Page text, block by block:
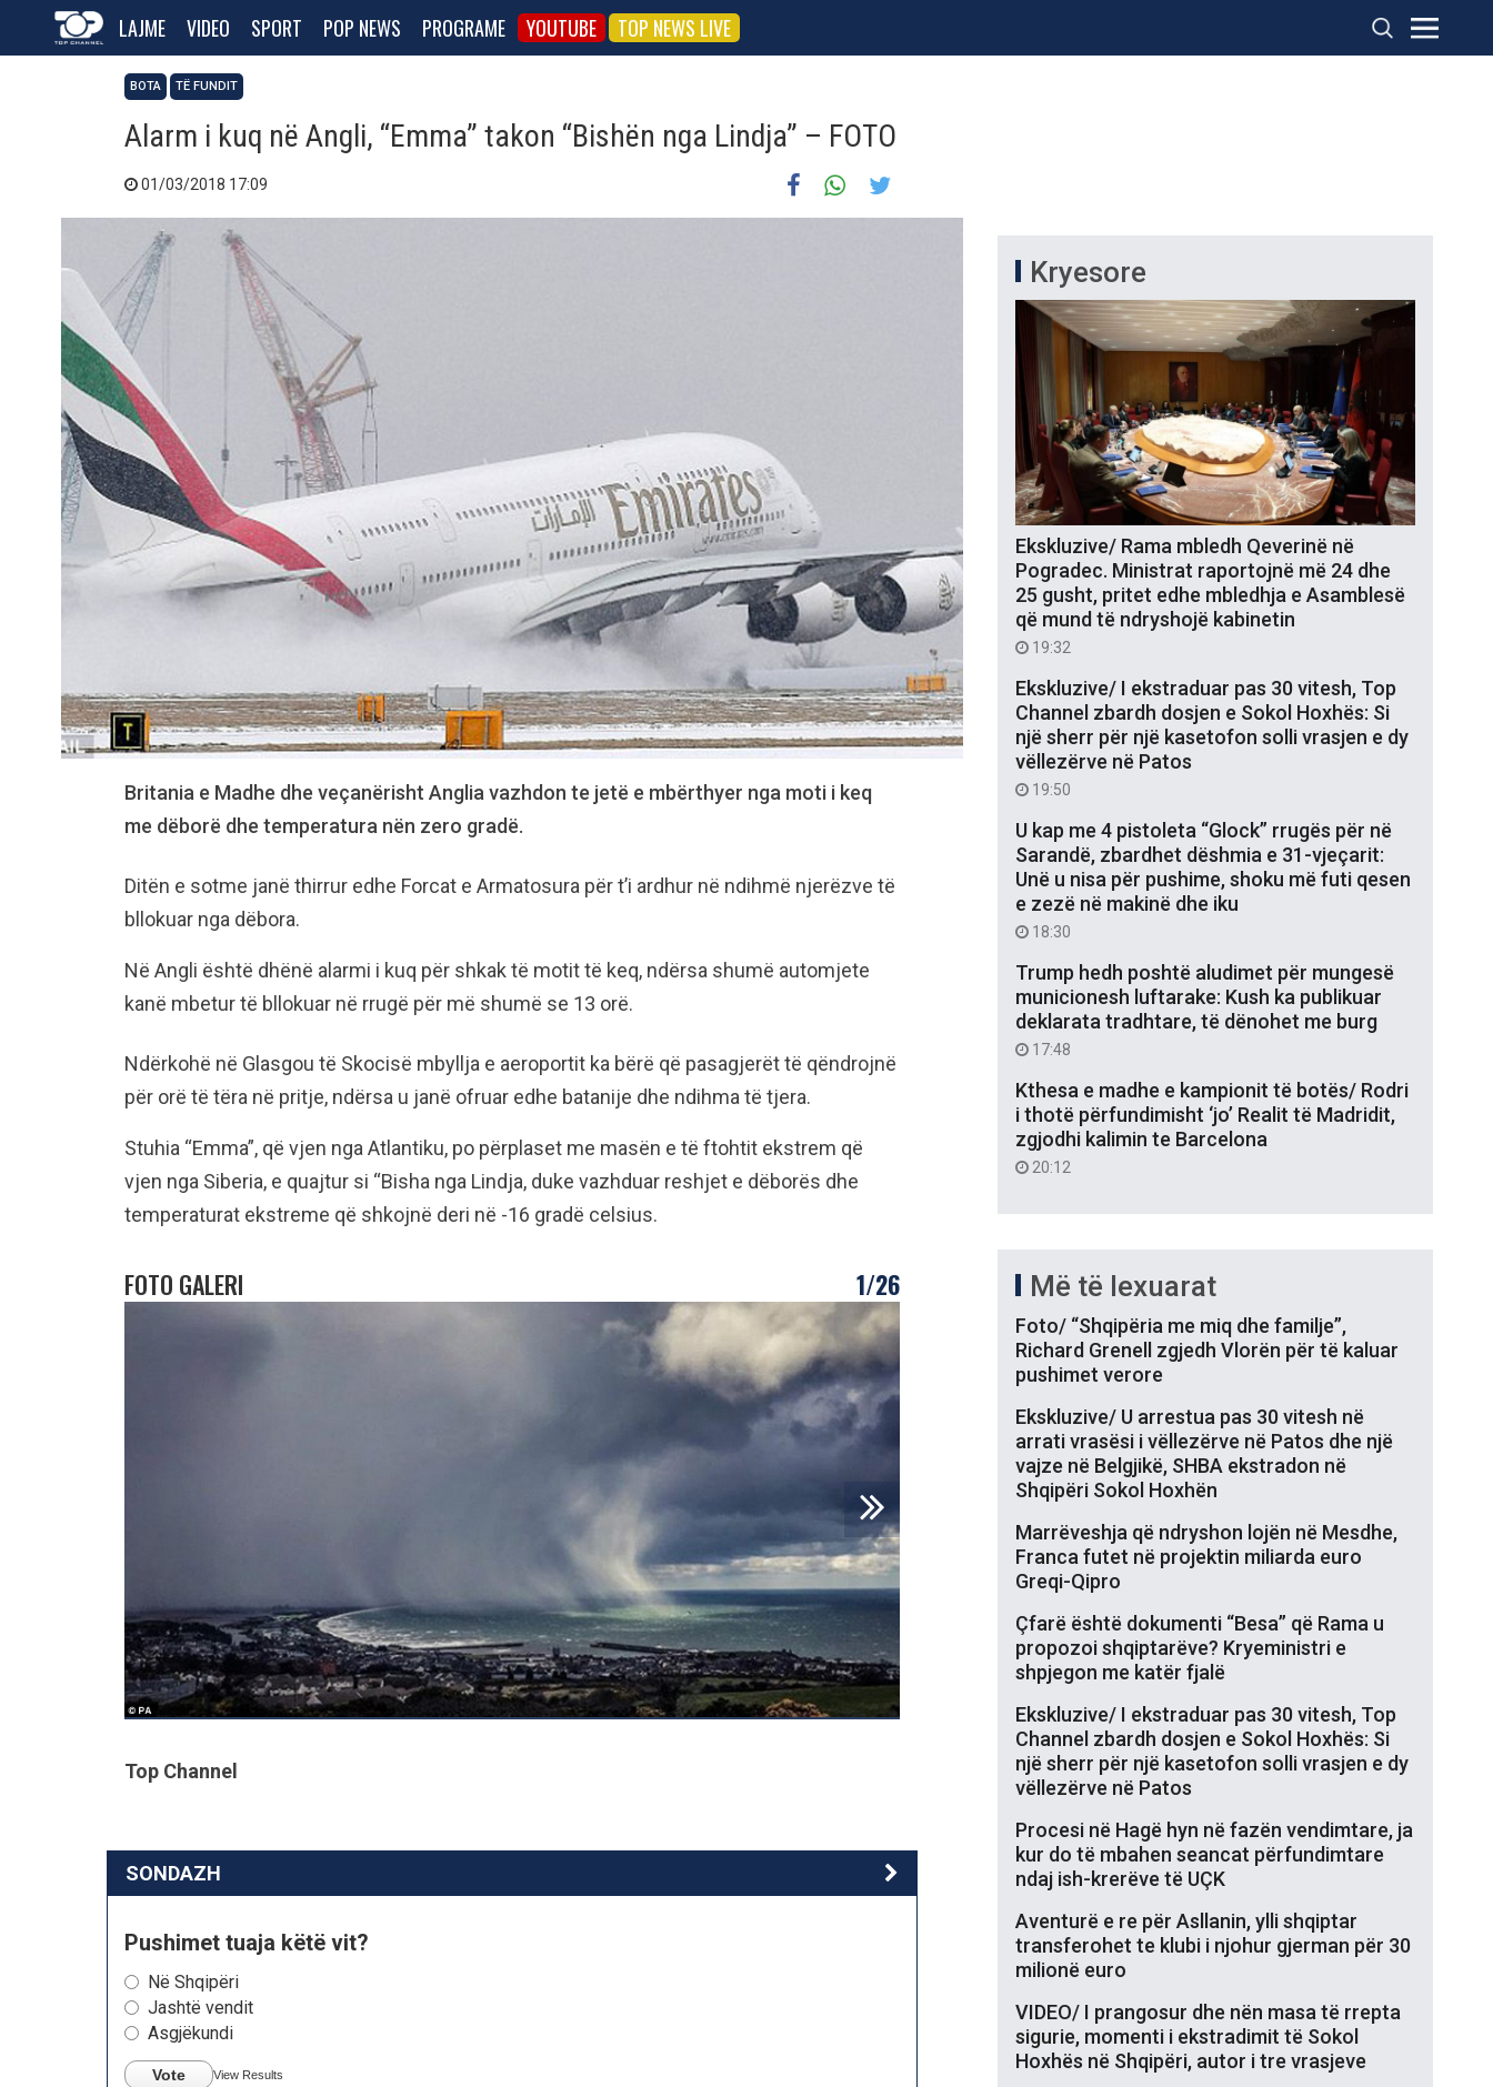
LAJME VIDEO SPORT POP NEWS PROGRAME YOUTUBE TOP NEWS LIVE
BOTA TË FUNDIT
Alarm i kuq në Angli, “Emma” takon “Bishën nga Lindja” – FOTO
01/03/2018 17:09
Britania e Madhe dhe veçanërisht Anglia vazhdon te jetë e mbërthyer nga moti i keq
me dëborë dhe temperatura nën zero gradë.
Ditën e sotme janë thirrur edhe Forcat e Armatosura për t’i ardhur në ndihmë njerëzve të
bllokuar nga dëbora.
Në Angli është dhënë alarmi i kuq për shkak të motit të keq, ndërsa shumë automjete
kanë mbetur të bllokuar në rrugë për më shumë se 13 orë.
Ndërkohë në Glasgou të Skocisë mbyllja e aeroportit ka bërë që pasagjerët të qëndrojnë
për orë të tëra në pritje, ndërsa u janë ofruar edhe batanije dhe ndihma të tjera.
Stuhia “Emma”, që vjen nga Atlantiku, po përplaset me masën e të ftohtit ekstrem që
vjen nga Siberia, e quajtur si “Bisha nga Lindja, duke vazhduar reshjet e dëborës dhe
temperaturat ekstreme që shkojnë deri në -16 gradë celsius.
FOTO GALERI 1/26
Top Channel
SONDAZH
Pushimet tuaja këtë vit?
Në Shqipëri
Jashtë vendit
Asgjëkundi
Vote View Results
Kryesore
Ekskluzive/ Rama mbledh Qeverinë në
Pogradec. Ministrat raportojnë më 24 dhe
25 gusht, pritet edhe mbledhja e Asamblesë
që mund të ndryshojë kabinetin
19:32
Ekskluzive/ I ekstraduar pas 30 vitesh, Top
Channel zbardh dosjen e Sokol Hoxhës: Si
një sherr për një kasetofon solli vrasjen e dy
vëllezërve në Patos
19:50
U kap me 4 pistoleta “Glock” rrugës për në
Sarandë, zbardhet dëshmia e 31-vjeçarit:
Unë u nisa për pushime, shoku më futi qesen
e zezë në makinë dhe iku
18:30
Trump hedh poshtë aludimet për mungesë
municionesh luftarake: Kush ka publikuar
deklarata tradhtare, të dënohet me burg
17:48
Kthesa e madhe e kampionit të botës/ Rodri
i thotë përfundimisht ‘jo’ Realit të Madridit,
zgjodhi kalimin te Barcelona
20:12
Më të lexuarat
Foto/ “Shqipëria me miq dhe familje”,
Richard Grenell zgjedh Vlorën për të kaluar
pushimet verore
Ekskluzive/ U arrestua pas 30 vitesh në
arrati vrasësi i vëllezërve në Patos dhe një
vajze në Belgjikë, SHBA ekstradon në
Shqipëri Sokol Hoxhën
Marrëveshja që ndryshon lojën në Mesdhe,
Franca futet në projektin miliarda euro
Greqi-Qipro
Çfarë është dokumenti “Besa” që Rama u
propozoi shqiptarëve? Kryeministri e
shpjegon me katër fjalë
Ekskluzive/ I ekstraduar pas 30 vitesh, Top
Channel zbardh dosjen e Sokol Hoxhës: Si
një sherr për një kasetofon solli vrasjen e dy
vëllezërve në Patos
Procesi në Hagë hyn në fazën vendimtare, ja
kur do të mbahen seancat përfundimtare
ndaj ish-krerëve të UÇK
Aventurë e re për Asllanin, ylli shqiptar
transferohet te klubi i njohur gjerman për 30
milionë euro
VIDEO/ I prangosur dhe nën masa të rrepta
sigurie, momenti i ekstradimit të Sokol
Hoxhës në Shqipëri, autor i tre vrasjeve